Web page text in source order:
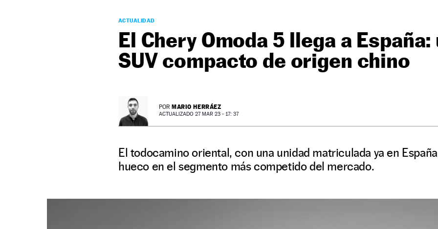
ACTUALIDAD
El Chery Omoda 5 llega a
SUV compacto de origen chino
POR MARIO HERRÁEZ
ACTUALIZADO 27 MAR 23 - 17: 37
El todocamino oriental, con una unidad matriculada ya en
hueco en el segmento más competido del mercado.